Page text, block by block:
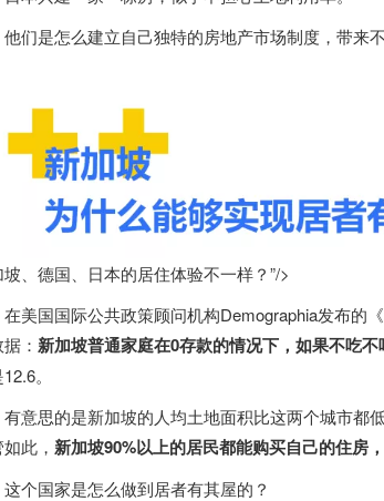
他们是怎么建立自己独特的房地产市场制度，带来
、德国、日本的居住体验不一样？”/>
在美国国际公共政策顾问机构Demographia发布的
： 新加坡普通家庭在0存款的情况下，如果不吃不
。
有意思的是新加坡的人均土地面积比这两个城市都
此， 新加坡90%以上的居民都能购买自己的住房
这个国家是怎么做到居者有其屋的？